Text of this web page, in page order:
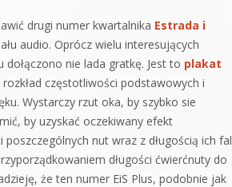
drugi numer kwartalnika Estrada i
audio. Oprócz wielu interesujących
dołączono nie lada gratkę. Jest to plakat
częstotliwości podstawowych i
Wystarczy rzut oka, by szybko sie
by uzyskać oczekiwany efekt
nut wraz z długością ich fal
długości ćwierćnuty do
że ten numer EiS Plus, podobnie jak